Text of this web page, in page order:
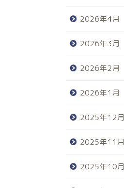
2026年4月
2026年3月
2026年2月
2026年1月
2025年12月
2025年11月
2025年10月